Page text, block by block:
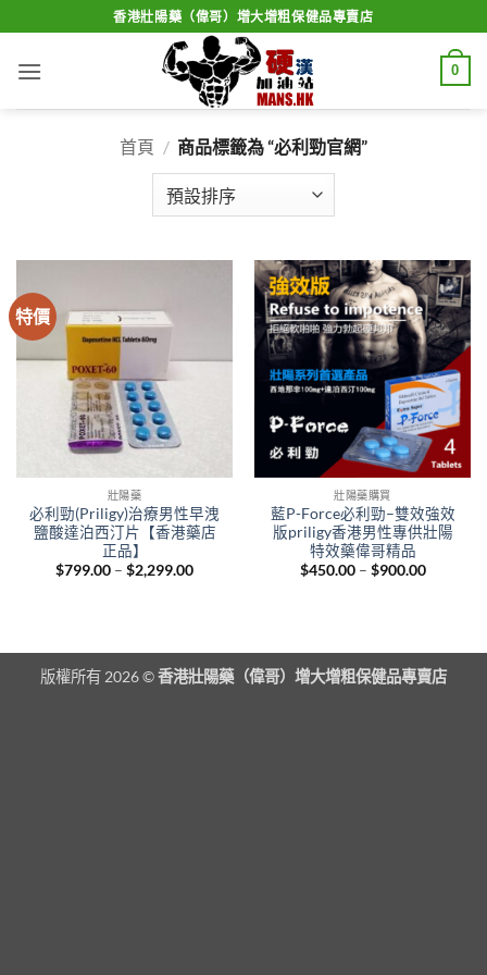
to
content
香港壯陽藥（偉哥）增大增粗保健品專賣店
0
首頁 / 商品標籤為 “必利勁官網”
特價
壯陽藥
必利勁(Priligy)治療男性早洩
鹽酸達泊西汀片【香港藥店
正品】
$799.00 – $2,299.00Price
壯陽藥購買
藍P-Force必利勁–雙效強效
版priligy香港男性專供壯陽
特效藥偉哥精品
$450.00 – $900.00Price
版權所有 2026 ©香港壯陽藥（偉哥）增大增粗保健品專賣店